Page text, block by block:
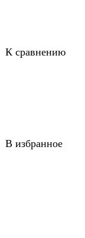
К сравнению
В избранное